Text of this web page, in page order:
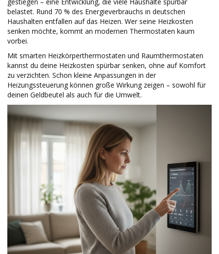
gestiegen – eine Entwicklung, die viele Haushalte spürbar
belastet. Rund 70 % des Energieverbrauchs in deutschen
Haushalten entfallen auf das Heizen. Wer seine Heizkosten
senken möchte, kommt an modernen Thermostaten kaum
vorbei.
Mit smarten Heizkörperthermostaten und Raumthermostaten
kannst du deine Heizkosten spürbar senken, ohne auf Komfort
zu verzichten. Schon kleine Anpassungen in der
Heizungssteuerung können große Wirkung zeigen – sowohl für
deinen Geldbeutel als auch für die Umwelt.